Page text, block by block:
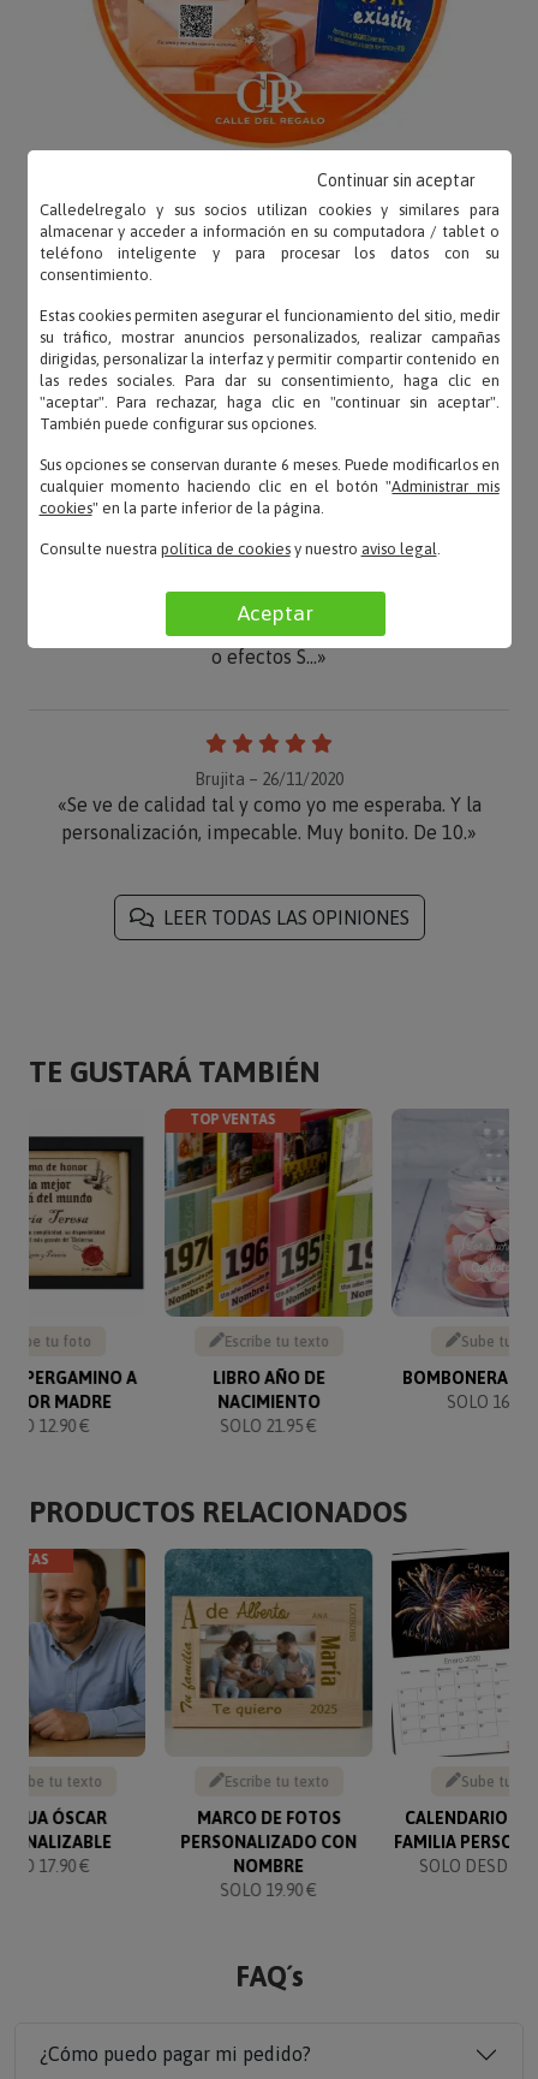
may – 05/04/2022
«Es rápido de elaborar, se podría mejorar
ofreciendo más opciones de muestra de imágenes
o efectos S...»
Brujita – 26/11/2020
«Se ve de calidad tal y como yo me esperaba. Y la
personalización, impecable. Muy bonito. De 10.»
LEER TODAS LAS OPINIONES
TE GUSTARÁ TAMBIÉN
Sube tu foto
PERGAMINO A
MADRE
12.90 €
TOP VENTAS
Escribe tu texto
LIBRO AÑO DE
NACIMIENTO
SOLO 21.95 €
Sube tu
BOMBONERA
SOLO 16.90
PRODUCTOS RELACIONADOS
tu texto
ÓSCAR
17.90 €
Escribe tu texto
MARCO DE FOTOS
PERSONALIZADO CON
NOMBRE
SOLO 19.90 €
Sube tu
CALENDARIO
FAMILIA
SOLO DESDE
FAQ´s
¿Cómo puedo pagar mi pedido?
Calledelregalo y sus socios utilizan cookies y similares para
almacenar y acceder a información en su computadora / tablet o
teléfono inteligente y para procesar los datos con su
consentimiento.
Estas cookies permiten asegurar el funcionamiento del sitio, medir
su tráfico, mostrar anuncios personalizados, realizar campañas
dirigidas, personalizar la interfaz y permitir compartir contenido en
las redes sociales. Para dar su consentimiento, haga clic en
"aceptar". Para rechazar, haga clic en "continuar sin aceptar".
También puede configurar sus opciones.
Sus opciones se conservan durante 6 meses. Puede modificarlos en
cualquier momento haciendo clic en el botón "Administrar mis
cookies" en la parte inferior de la página.
Consulte nuestra política de cookiesy nuestro aviso legal.
Aceptar
Continuar sin aceptar